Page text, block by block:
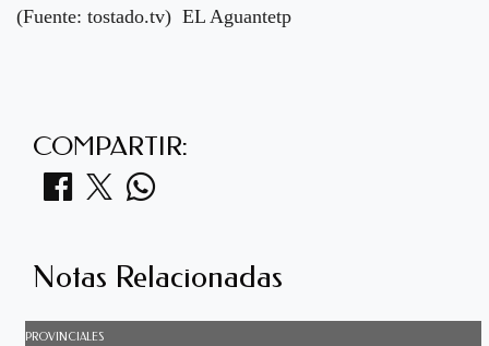
(Fuente: tostado.tv) EL Aguantetp
COMPARTIR:
Notas Relacionadas
PROVINCIALES